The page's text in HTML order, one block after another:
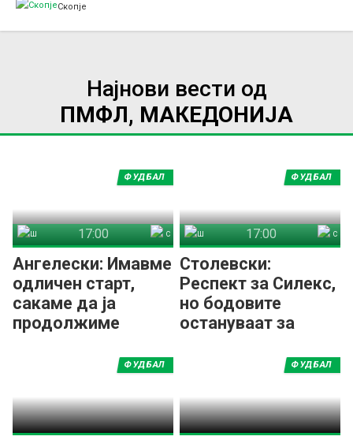
Скопје
Најнови вести од
ПМФЛ, МАКЕДОНИЈА
Ангелески: Имавме
одличен старт,
сакаме да ја
продолжиме
ФУДБАЛ
17:00
Столевски:
Респект за Силекс,
но бодовите
остануваат за
ФУДБАЛ
17:00
ФУДБАЛ ФУДБАЛ